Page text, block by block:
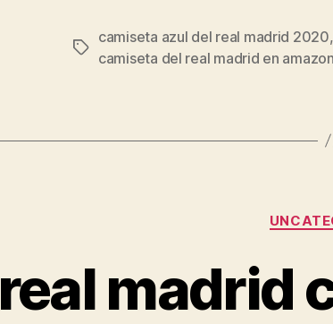
Etiquetas
camiseta azul del real madrid 2020,
camiseta del real madrid en amazon
real madrid